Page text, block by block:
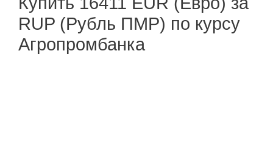
RUP (Рубль ПМР) по курсу
Агропромбанка